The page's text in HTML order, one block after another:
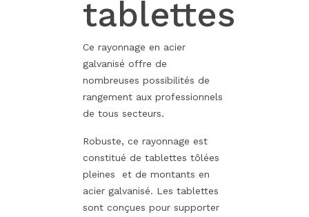
tablettes
Ce rayonnage en acier
galvanisé offre de
nombreuses possibilités de
rangement aux professionnels
de tous secteurs.
Robuste, ce rayonnage est
constitué de tablettes tôlées
pleines et de montants en
acier galvanisé. Les tablettes
sont conçues pour supporter